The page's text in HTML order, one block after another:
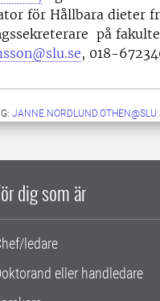
för Hållbara dieter
på
, 018-
dig som är
ledare
eller handledare